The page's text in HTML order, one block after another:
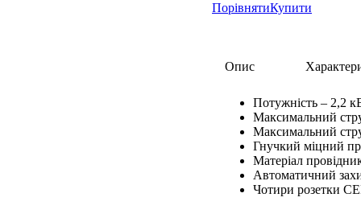
ПорівнятиКупити
Опис
Потужність – 2,2
Максимальний
Максимальний
Гнучкий міцний
Матеріал
Автоматичний
Чотири розетки